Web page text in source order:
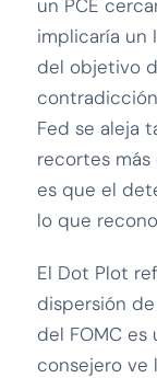
un PCE
implicaría un
del objetivo
Fed se aleja
recortes
es que el
lo que
El Dot Plot
dispersión
del FOMC es
consejero ve